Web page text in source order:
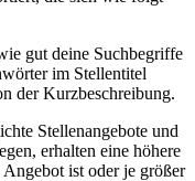
gut deine Suchbegriffe
im Stellentitel
der Kurzbeschreibung.
Stellenangebote und
erhalten eine höhere
ist oder je größer